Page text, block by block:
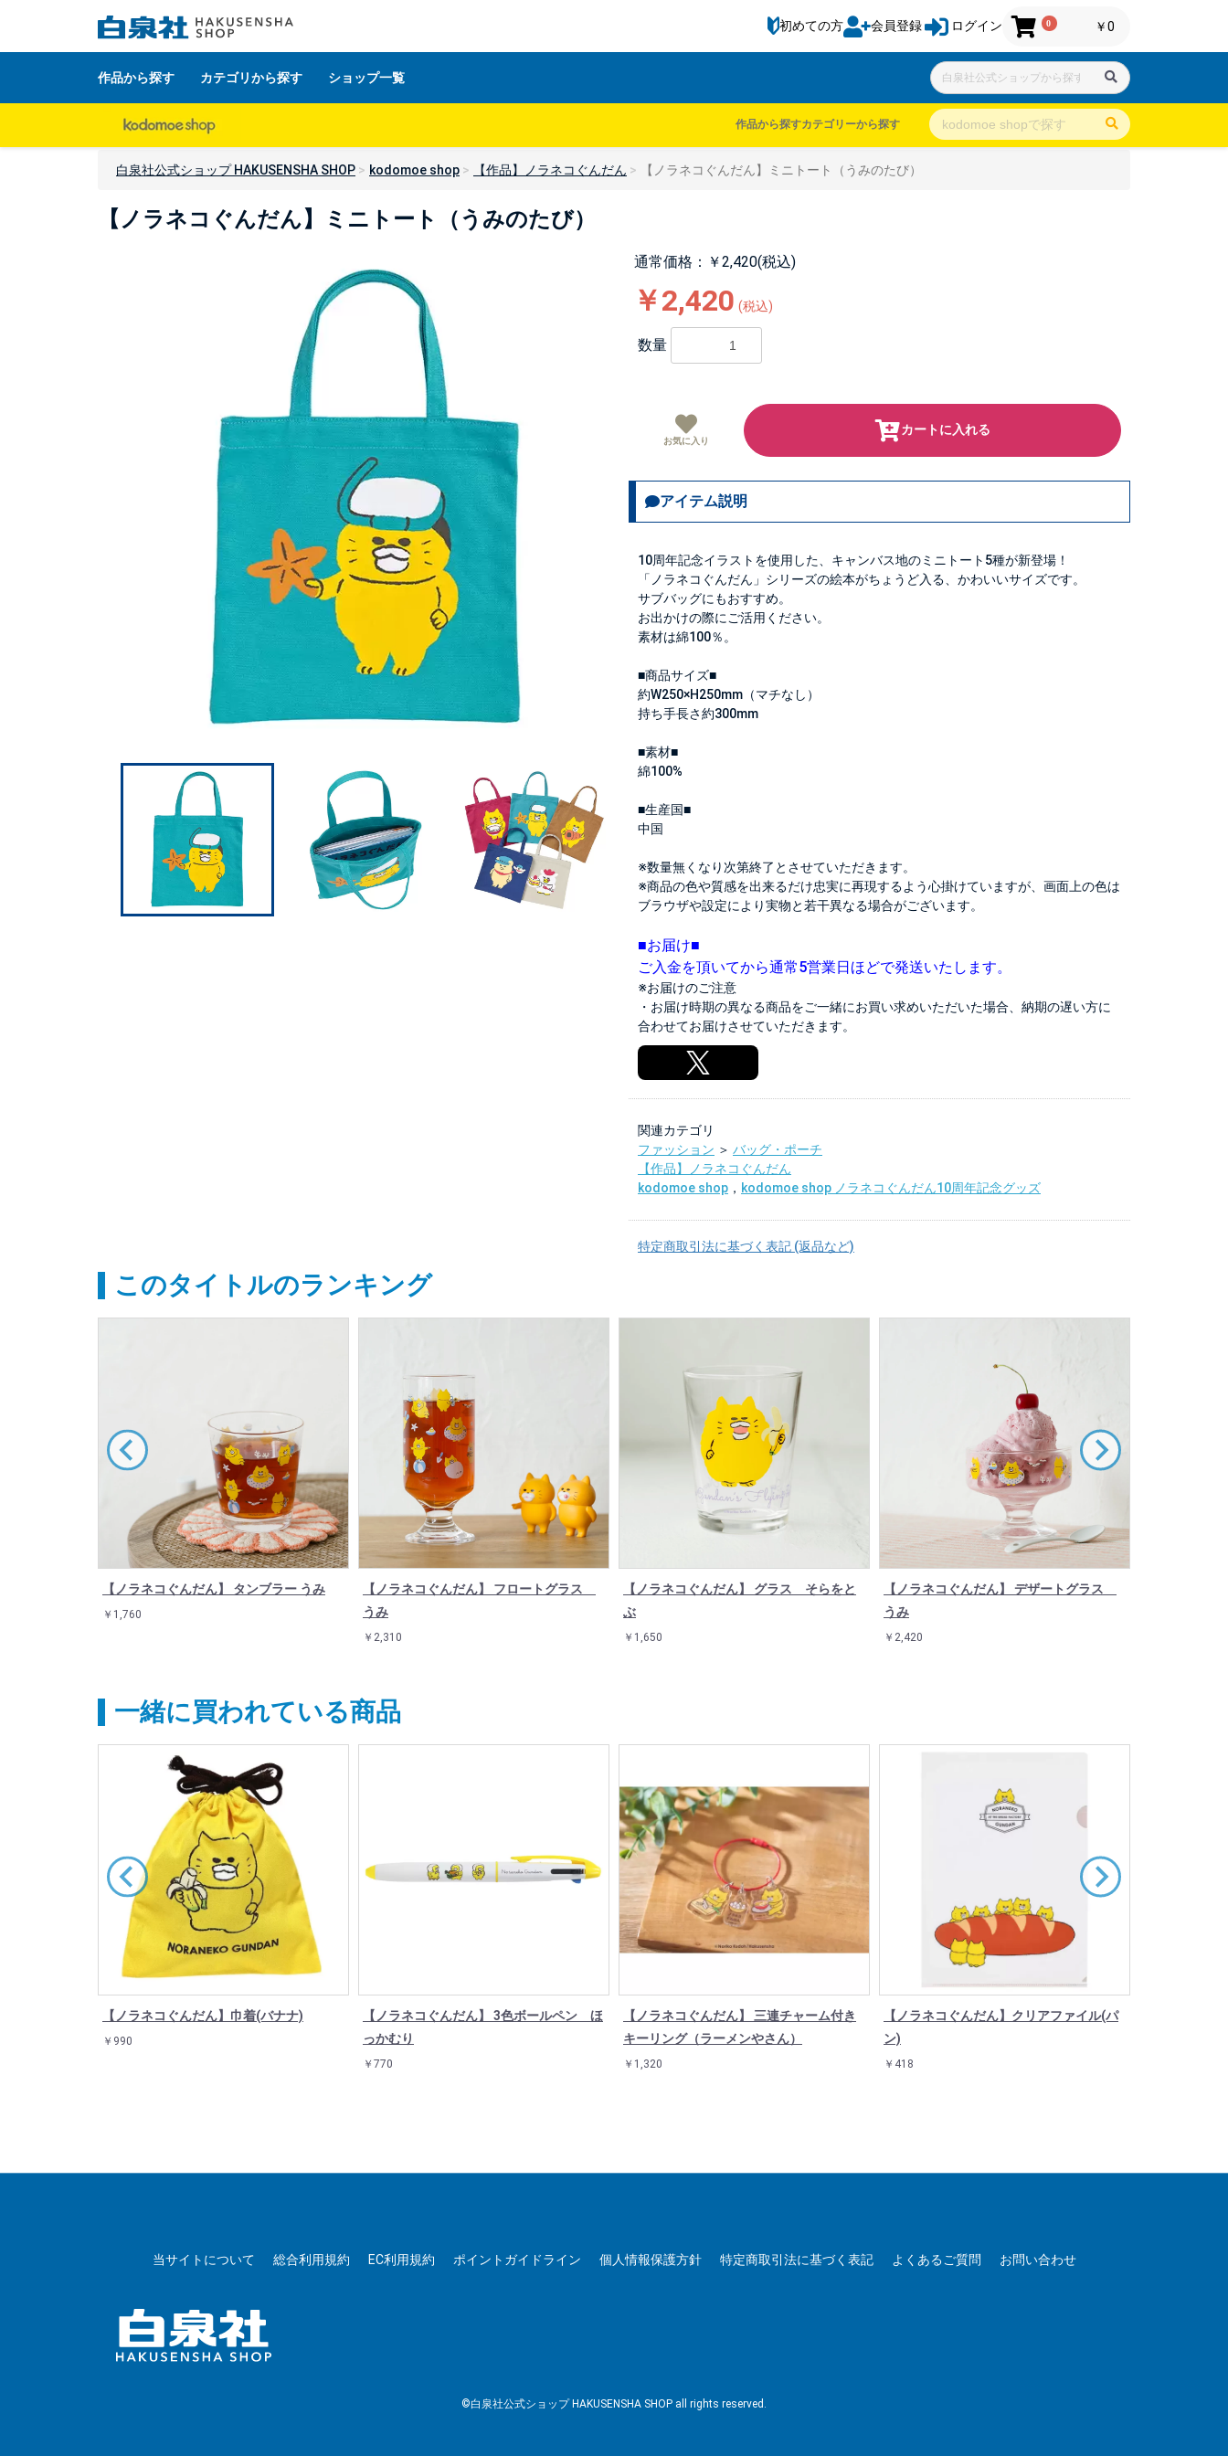
初めての方 会員登録 ログイン 0 ￥0
作品から探す カテゴリから探す ショップ一覧
作品から探すカテゴリーから探す
白泉社公式ショップ HAKUSENSHA SHOP kodomoe shop 【作品】ノラネコぐんだん 【ノラネコぐんだん】ミニトート（うみのたび）
【ノラネコぐんだん】ミニトート（うみのたび）
通常価格：￥2,420(税込)
￥2,420 (税込)
お気に入り
カートに入れる
数量
アイテム説明
10周年記念イラストを使用した、キャンバス地のミニトート5種が新登場！
「ノラネコぐんだん」シリーズの絵本がちょうど入る、かわいいサイズです。
サブバッグにもおすすめ。
お出かけの際にご活用ください。
素材は綿100％。
■商品サイズ■
約W250×H250mm（マチなし）
持ち手長さ約300mm
■素材■
綿100%
■生産国■
中国
※数量無くなり次第終了とさせていただきます。
※商品の色や質感を出来るだけ忠実に再現するよう心掛けていますが、画面上の色は
ブラウザや設定により実物と若干異なる場合がございます。
■お届け■
ご入金を頂いてから通常5営業日ほどで発送いたします。
※お届けのご注意
・お届け時期の異なる商品をご一緒にお買い求めいただいた場合、納期の遅い方に
合わせてお届けさせていただきます。
関連カテゴリ
ファッション ＞ バッグ・ポーチ
【作品】ノラネコぐんだん
kodomoe shop ， kodomoe shop ノラネコぐんだん10周年記念グッズ
特定商取引法に基づく表記 (返品など)
このタイトルのランキング
【ノラネコぐんだん】 タンブラー うみ
￥1,760
【ノラネコぐんだん】 フロートグラス
うみ
￥2,310
【ノラネコぐんだん】 グラス そらをと
ぶ
￥1,650
【ノラネコぐんだん】 デザートグラス
うみ
￥2,420
一緒に買われている商品
【ノラネコぐんだん】巾着(バナナ)
￥990
【ノラネコぐんだん】 3色ボールペン ほ
っかむり
￥770
【ノラネコぐんだん】 三連チャーム付き
キーリング（ラーメンやさん）
￥1,320
【ノラネコぐんだん】クリアファイル(パ
ン)
￥418
当サイトについて 総合利用規約 EC利用規約 ポイントガイドライン 個人情報保護方針 特定商取引法に基づく表記 よくあるご質問 お問い合わせ
©白泉社公式ショップ HAKUSENSHA SHOP all rights reserved.